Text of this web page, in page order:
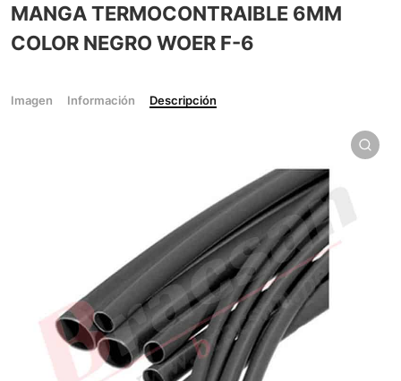
MANGA TERMOCONTRAIBLE 6MM
COLOR NEGRO WOER F-6
Imagen Información Descripción